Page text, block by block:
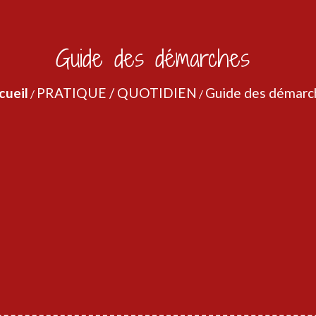
Guide des démarches
/ PRATIQUE / QUOTIDIEN / Guide des